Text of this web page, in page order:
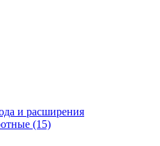
и расширения
(15)